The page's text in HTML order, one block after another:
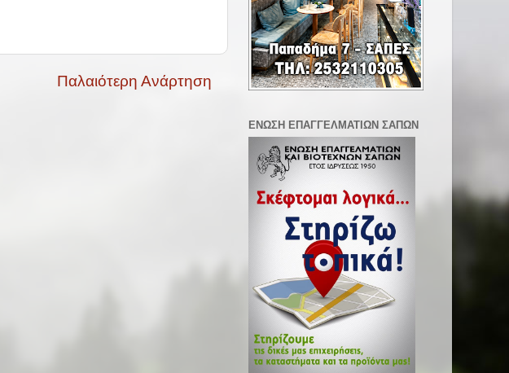
Παλαιότερη Ανάρτηση
ΕΝΩΣΗ ΕΠΑΓΓΕΛΜΑΤΙΩΝ ΣΑΠΩΝ